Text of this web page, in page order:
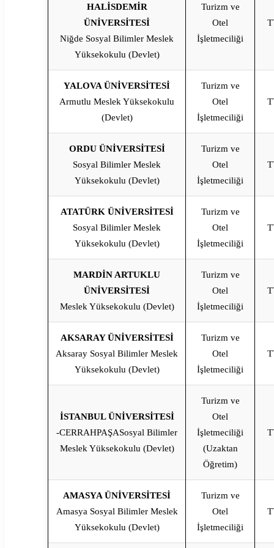
HALİSDEMİR
ÜNİVERSİTESİ
Niğde Sosyal Bilimler Meslek
Yüksekokulu (Devlet)
Turizm ve
Otel
İşletmeciliği
YALOVA ÜNİVERSİTESİ
Armutlu Meslek Yüksekokulu
(Devlet)
Turizm ve
Otel
İşletmeciliği
ORDU ÜNİVERSİTESİ
Sosyal Bilimler Meslek
Yüksekokulu (Devlet)
Turizm ve
Otel
İşletmeciliği
ATATÜRK ÜNİVERSİTESİ
Sosyal Bilimler Meslek
Yüksekokulu (Devlet)
Turizm ve
Otel
İşletmeciliği
MARDİN ARTUKLU
ÜNİVERSİTESİ
Meslek Yüksekokulu (Devlet)
Turizm ve
Otel
İşletmeciliği
AKSARAY ÜNİVERSİTESİ
Aksaray Sosyal Bilimler Meslek
Yüksekokulu (Devlet)
Turizm ve
Otel
İşletmeciliği
İSTANBUL ÜNİVERSİTESİ
-CERRAHPAŞASosyal Bilimler
Meslek Yüksekokulu (Devlet)
Turizm ve
Otel
İşletmeciliği
(Uzaktan
Öğretim)
AMASYA ÜNİVERSİTESİ
Amasya Sosyal Bilimler Meslek
Yüksekokulu (Devlet)
Turizm ve
Otel
İşletmeciliği